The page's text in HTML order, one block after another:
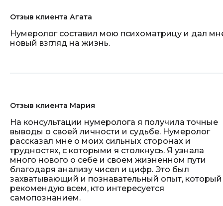
Отзыв клиента Агата
Нумеролог составил мою психоматрицу и дал
новый взгляд на жизнь.
Отзыв клиента Мария
На консультации нумеролога я получила точные
выводы о своей личности и судьбе. Нумеролог
рассказал мне о моих сильных сторонах и
трудностях, с которыми я столкнусь. Я узнала
много нового о себе и своем жизненном пути
благодаря анализу чисел и цифр. Это был
захватывающий и познавательный опыт, который
рекомендую всем, кто интересуется
самопознанием.